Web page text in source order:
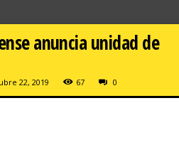
anuncia unidad de
22, 2019 67 0